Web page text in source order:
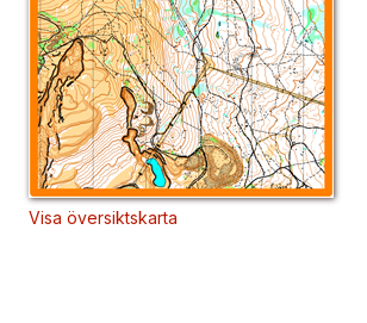
Visa översiktskarta